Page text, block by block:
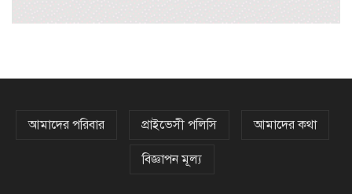
নেসকো কেন, কোনো কিছুই রাজশাহী থেকে
করতে পুলিশের বিশেষ অভিযানে
আমাদের পরিবার প্রাইভেসী পলিসি আমাদের কথা
বিজ্ঞাপন মূল্য